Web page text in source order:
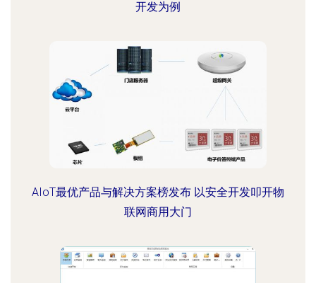
开发为例
AIoT最优产品与解决方案榜发布 以安全开发叩开物
联网商用大门